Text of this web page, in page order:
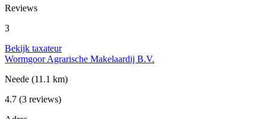
Reviews
3
Bekijk taxateur
Wormgoor Agrarische Makelaardij B.V.
Neede (11.1 km)
4.7 (3 reviews)